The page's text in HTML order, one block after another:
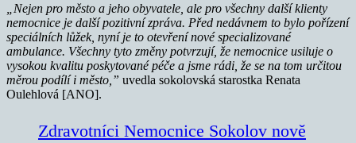
„Nejen pro město a jeho obyvatele, ale pro všechny další klienty
nemocnice je další pozitivní zpráva. Před nedávnem to bylo pořízení
speciálních lůžek, nyní je to otevření nové specializované
ambulance. Všechny tyto změny potvrzují, že nemocnice usiluje o
vysokou kvalitu poskytované péče a jsme rádi, že se na tom určitou
měrou podílí i město,” uvedla sokolovská starostka Renata
Oulehlová [ANO].
Zdravotníci Nemocnice Sokolov nově